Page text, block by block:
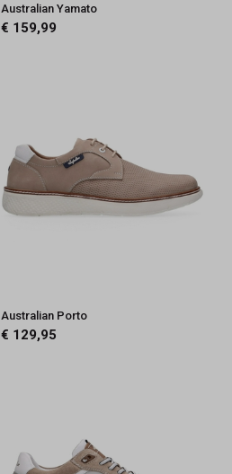
Australian Yamato
€ 159,99
Australian Porto
€ 129,95